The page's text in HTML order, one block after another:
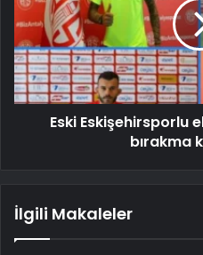
Eski Eskişehirsporlu
bırakma
İlgili Makaleler